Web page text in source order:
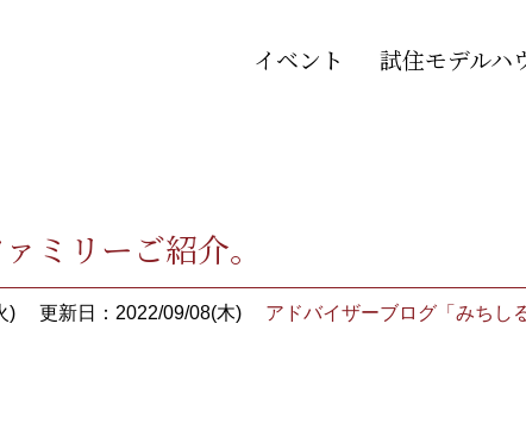
イベント 試住モデルハ
ミリーご紹介。
) 更新日：2022/09/08(木) アドバイザーブログ「みちし